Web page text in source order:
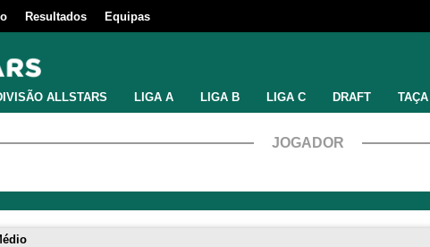
Resultados Equipas
ALLSTARS LIGA A LIGA B LIGA C DRAFT TAÇA
JOGADOR